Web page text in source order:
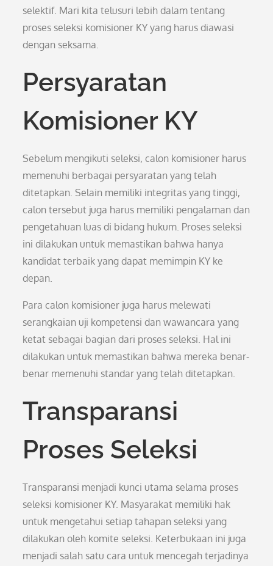
selektif. Mari kita telusuri lebih dalam tentang
proses seleksi komisioner KY yang harus diawasi
dengan seksama.
Persyaratan
Komisioner KY
Sebelum mengikuti seleksi, calon komisioner harus
memenuhi berbagai persyaratan yang telah
ditetapkan. Selain memiliki integritas yang tinggi,
calon tersebut juga harus memiliki pengalaman dan
pengetahuan luas di bidang hukum. Proses seleksi
ini dilakukan untuk memastikan bahwa hanya
kandidat terbaik yang dapat memimpin KY ke
depan.
Para calon komisioner juga harus melewati
serangkaian uji kompetensi dan wawancara yang
ketat sebagai bagian dari proses seleksi. Hal ini
dilakukan untuk memastikan bahwa mereka benar-
benar memenuhi standar yang telah ditetapkan.
Transparansi
Proses Seleksi
Transparansi menjadi kunci utama selama proses
seleksi komisioner KY. Masyarakat memiliki hak
untuk mengetahui setiap tahapan seleksi yang
dilakukan oleh komite seleksi. Keterbukaan ini juga
menjadi salah satu cara untuk mencegah terjadinya